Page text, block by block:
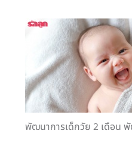
พัฒนาการเด็กวัย 2 เดือน พั